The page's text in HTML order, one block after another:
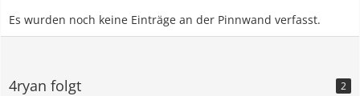
Es wurden noch keine Einträge an der Pinnwand verfasst.
4ryan folgt 2